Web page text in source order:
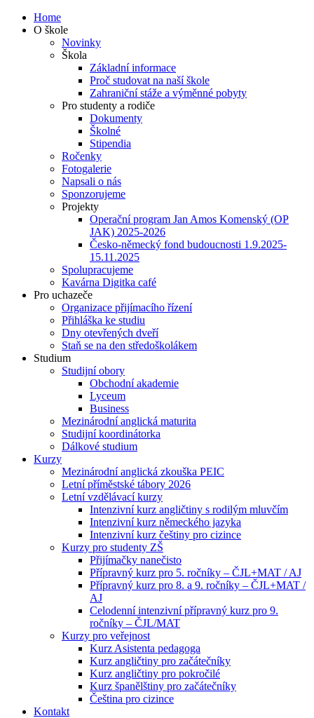
Home
O škole
Novinky
Škola
Základní informace
Proč studovat na naší škole
Zahraniční stáže a výměnné pobyty
Pro studenty a rodiče
Dokumenty
Školné
Stipendia
Ročenky
Fotogalerie
Napsali o nás
Sponzorujeme
Projekty
Operační program Jan Amos Komenský (OP
JAK) 2025-2026
Česko-německý fond budoucnosti 1.9.2025-
15.11.2025
Spolupracujeme
Kavárna Digitka café
Pro uchazeče
Organizace přijímacího řízení
Přihláška ke studiu
Dny otevřených dveří
Staň se na den středoškolákem
Studium
Studijní obory
Obchodní akademie
Lyceum
Business
Mezinárodní anglická maturita
Studijní koordinátorka
Dálkové studium
Kurzy
Mezinárodní anglická zkouška PEIC
Letní příměstské tábory 2026
Letní vzdělávací kurzy
Intenzivní kurz angličtiny s rodilým mluvčím
Intenzivní kurz německého jazyka
Intenzivní kurz češtiny pro cizince
Kurzy pro studenty ZŠ
Přijímačky nanečisto
Přípravný kurz pro 5. ročníky – ČJL+MAT / AJ
Přípravný kurz pro 8. a 9. ročníky – ČJL+MAT /
AJ
Celodenní intenzivní přípravný kurz pro 9.
ročníky – ČJL/MAT
Kurzy pro veřejnost
Kurz Asistenta pedagoga
Kurz angličtiny pro začátečníky
Kurz angličtiny pro pokročilé
Kurz španělštiny pro začátečníky
Čeština pro cizince
Kontakt